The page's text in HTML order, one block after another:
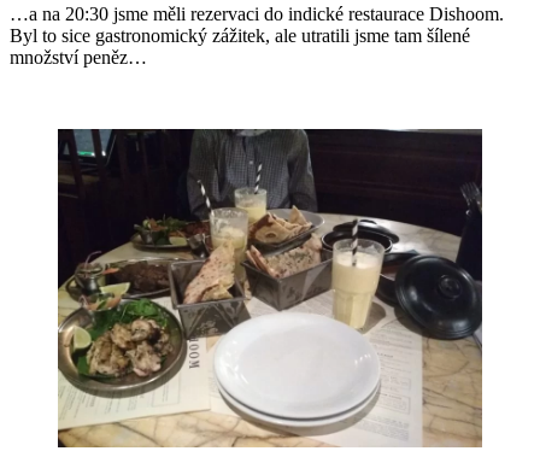
…a na 20:30 jsme měli rezervaci do indické restaurace Dishoom.
Byl to sice gastronomický zážitek, ale utratili jsme tam šílené
množství peněz…